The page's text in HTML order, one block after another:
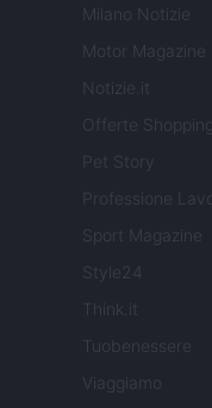
Milano Notizie
Motor Magazine
Notizie.it
Offerte Shopping
Pet Story
Professione
Sport Magazine
Style24
Think.it
Tuobenessere
Viaggiamo